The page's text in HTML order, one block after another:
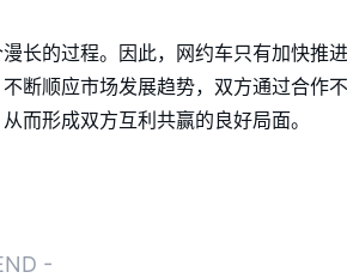
长的过程。因此，网约车只有加快推
断顺应市场发展趋势，双方通过合作
而形成双方互利共赢的良好局面。
-